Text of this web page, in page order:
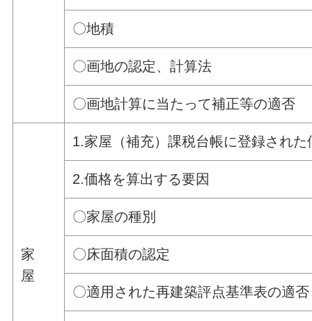
〇地積
〇画地の認定、計算法
〇画地計算に当たって補正等の適否
家
屋
1.家屋（補充）課税台帳に登録された
2.価格を算出する要因
〇家屋の種別
〇床面積の認定
〇適用された再建築評点基準表の適否